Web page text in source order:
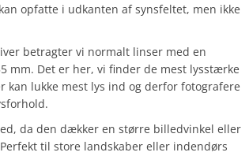
opfatte i udkanten af synsfeltet, men ikke
betragter vi normalt linser med en
mm. Det er her, vi finder de mest lysstærke
kan lukke mest lys ind og derfor fotografere
da den dækker en større billedvinkel eller
til store landskaber eller indendørs